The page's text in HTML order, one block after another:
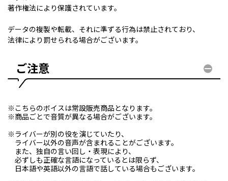
著作権法により保護されています。
データの複製や転載、それに準ずる行為は禁止されており、
法律により罰せられる場合がございます。
ご注意
※こちらのボイスは常設販売商品となります。
※商品ごとで音質が異なる場合がございます。
※ライバーが別の役を演じていたり、
ライバー以外の音声が含まれることがございます。
また、独自の言い回し・表現により、
必ずしも正確な言語になっているとは限らず、
日本語や英語以外の言語で話している場合もございます。